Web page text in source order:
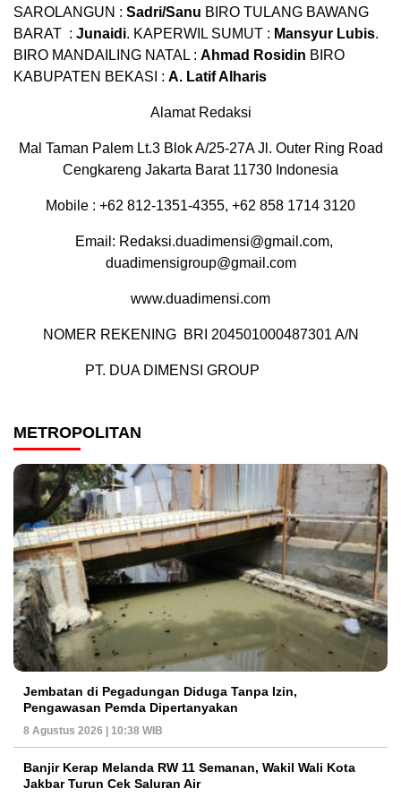
SAROLANGUN : Sadri/Sanu BIRO TULANG BAWANG
BARAT : Junaidi. KAPERWIL SUMUT : Mansyur Lubis.
BIRO MANDAILING NATAL : Ahmad Rosidin BIRO
KABUPATEN BEKASI : A. Latif Alharis
Alamat Redaksi
Mal Taman Palem Lt.3 Blok A/25-27A Jl. Outer Ring Road
Cengkareng Jakarta Barat 11730 Indonesia
Mobile : +62 812-1351-4355, +62 858 1714 3120
Email: Redaksi.duadimensi@gmail.com,
duadimensigroup@gmail.com
www.duadimensi.com
NOMER REKENING BRI 204501000487301 A/N
PT. DUA DIMENSI GROUP
METROPOLITAN
Jembatan di Pegadungan Diduga Tanpa Izin,
Pengawasan Pemda Dipertanyakan
8 Agustus 2026 | 10:38 WIB
Banjir Kerap Melanda RW 11 Semanan, Wakil Wali Kota
Jakbar Turun Cek Saluran Air